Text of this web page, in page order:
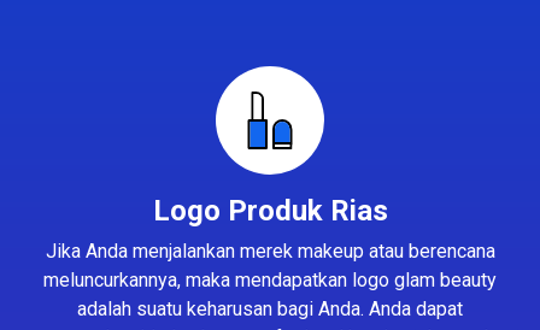
Logo Produk Rias
Jika Anda menjalankan merek makeup atau berencana
meluncurkannya, maka mendapatkan logo glam beauty
adalah suatu keharusan bagi Anda. Anda dapat